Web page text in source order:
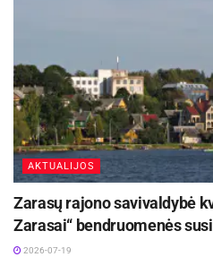
Kauno rajone
Ringaudų
2026-07-31
Vienas iš fizioterapijos
nenaudojami vaistai ir
procedūrų metu
AKTUALIJOS
Zarasų rajono savivaldybė
Zarasai“ bendruomenės
2026-07-19